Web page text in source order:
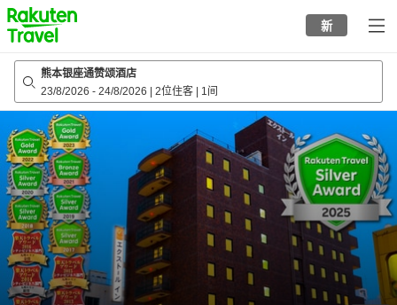
to
top
page
新
熊本银座通赞颂酒店
23/8/2026 - 24/8/2026 2位住客 1间